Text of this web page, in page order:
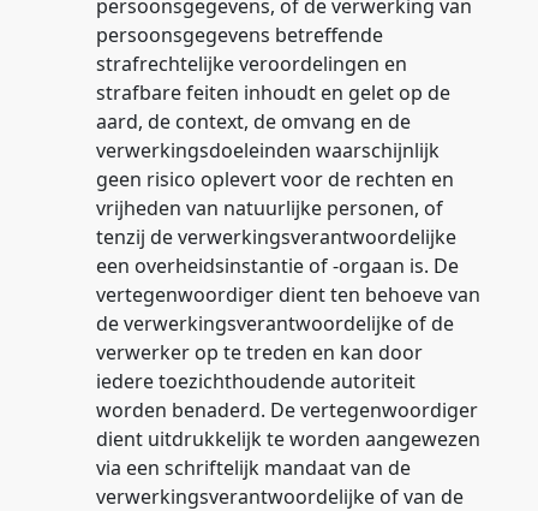
persoonsgegevens, of de verwerking van
persoonsgegevens betreffende
strafrechtelijke veroordelingen en
strafbare feiten inhoudt en gelet op de
aard, de context, de omvang en de
verwerkingsdoeleinden waarschijnlijk
geen risico oplevert voor de rechten en
vrijheden van natuurlijke personen, of
tenzij de verwerkingsverantwoordelijke
een overheidsinstantie of -orgaan is. De
vertegenwoordiger dient ten behoeve van
de verwerkingsverantwoordelijke of de
verwerker op te treden en kan door
iedere toezichthoudende autoriteit
worden benaderd. De vertegenwoordiger
dient uitdrukkelijk te worden aangewezen
via een schriftelijk mandaat van de
verwerkingsverantwoordelijke of van de